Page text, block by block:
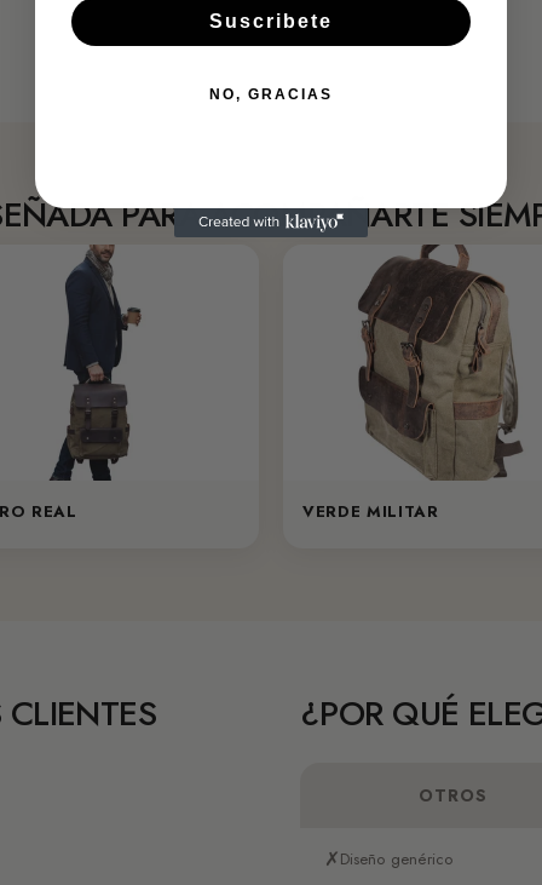
PARA ACOMPAÑARTE
REAL VERDE MILITAR
¿POR QUÉ
OTROS
✗Diseño genérico
Suscribete
NO, GRACIAS